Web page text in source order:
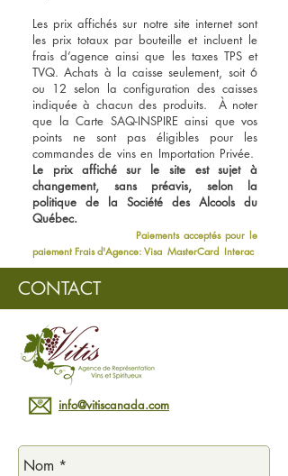
Les prix affichés sur notre site internet sont
les prix totaux par bouteille et incluent le
frais d’agence ainsi que les taxes TPS et
TVQ. Achats à la caisse seulement, soit 6
ou 12 selon la configuration des caisses
indiquée à chacun des produits. À noter
que la Carte SAQ-INSPIRE ainsi que vos
points ne sont pas éligibles pour les
commandes de vins en Importation Privée.
Le prix affiché sur le site est sujet à
changement, sans préavis, selon la
politique de la Société des Alcools du
Québec.
Paiements acceptés pour le
paiement Frais d'Agence: Visa MasterCard Interac
CONTACT
info@vitiscanada.com